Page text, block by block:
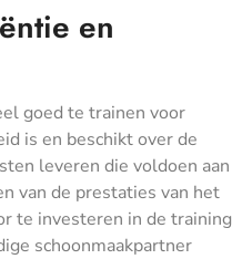
en
goed te trainen voor
is en beschikt over de
leveren die voldoen aan
van de prestaties van het
te investeren in de training
schoonmaakpartner